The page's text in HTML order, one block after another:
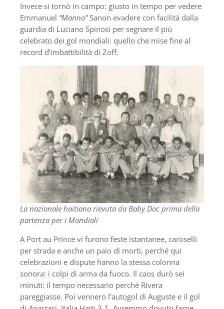
Invece si tornò in campo: giusto in tempo per vedere
Emmanuel “Manno”Sanon evadere con facilità dalla
guardia di Luciano Spinosi per segnare il più
celebrato dei gol mondiali: quello che mise fine al
record d’imbattibilità di Zoff.
La nazionale haitiana rievuta da Baby Doc prima della
partenza per i Mondiali
A Port au Prince vi furono feste istantanee, caroselli
per strada e anche un paio di morti, perché qui
celebrazioni e dispute hanno la stessa colonna
sonora: i colpi di arma da fuoco. Il caos durò sei
minuti: il tempo necessario perché Rivera
pareggiasse. Poi vennero l’autogol di Auguste e il gol